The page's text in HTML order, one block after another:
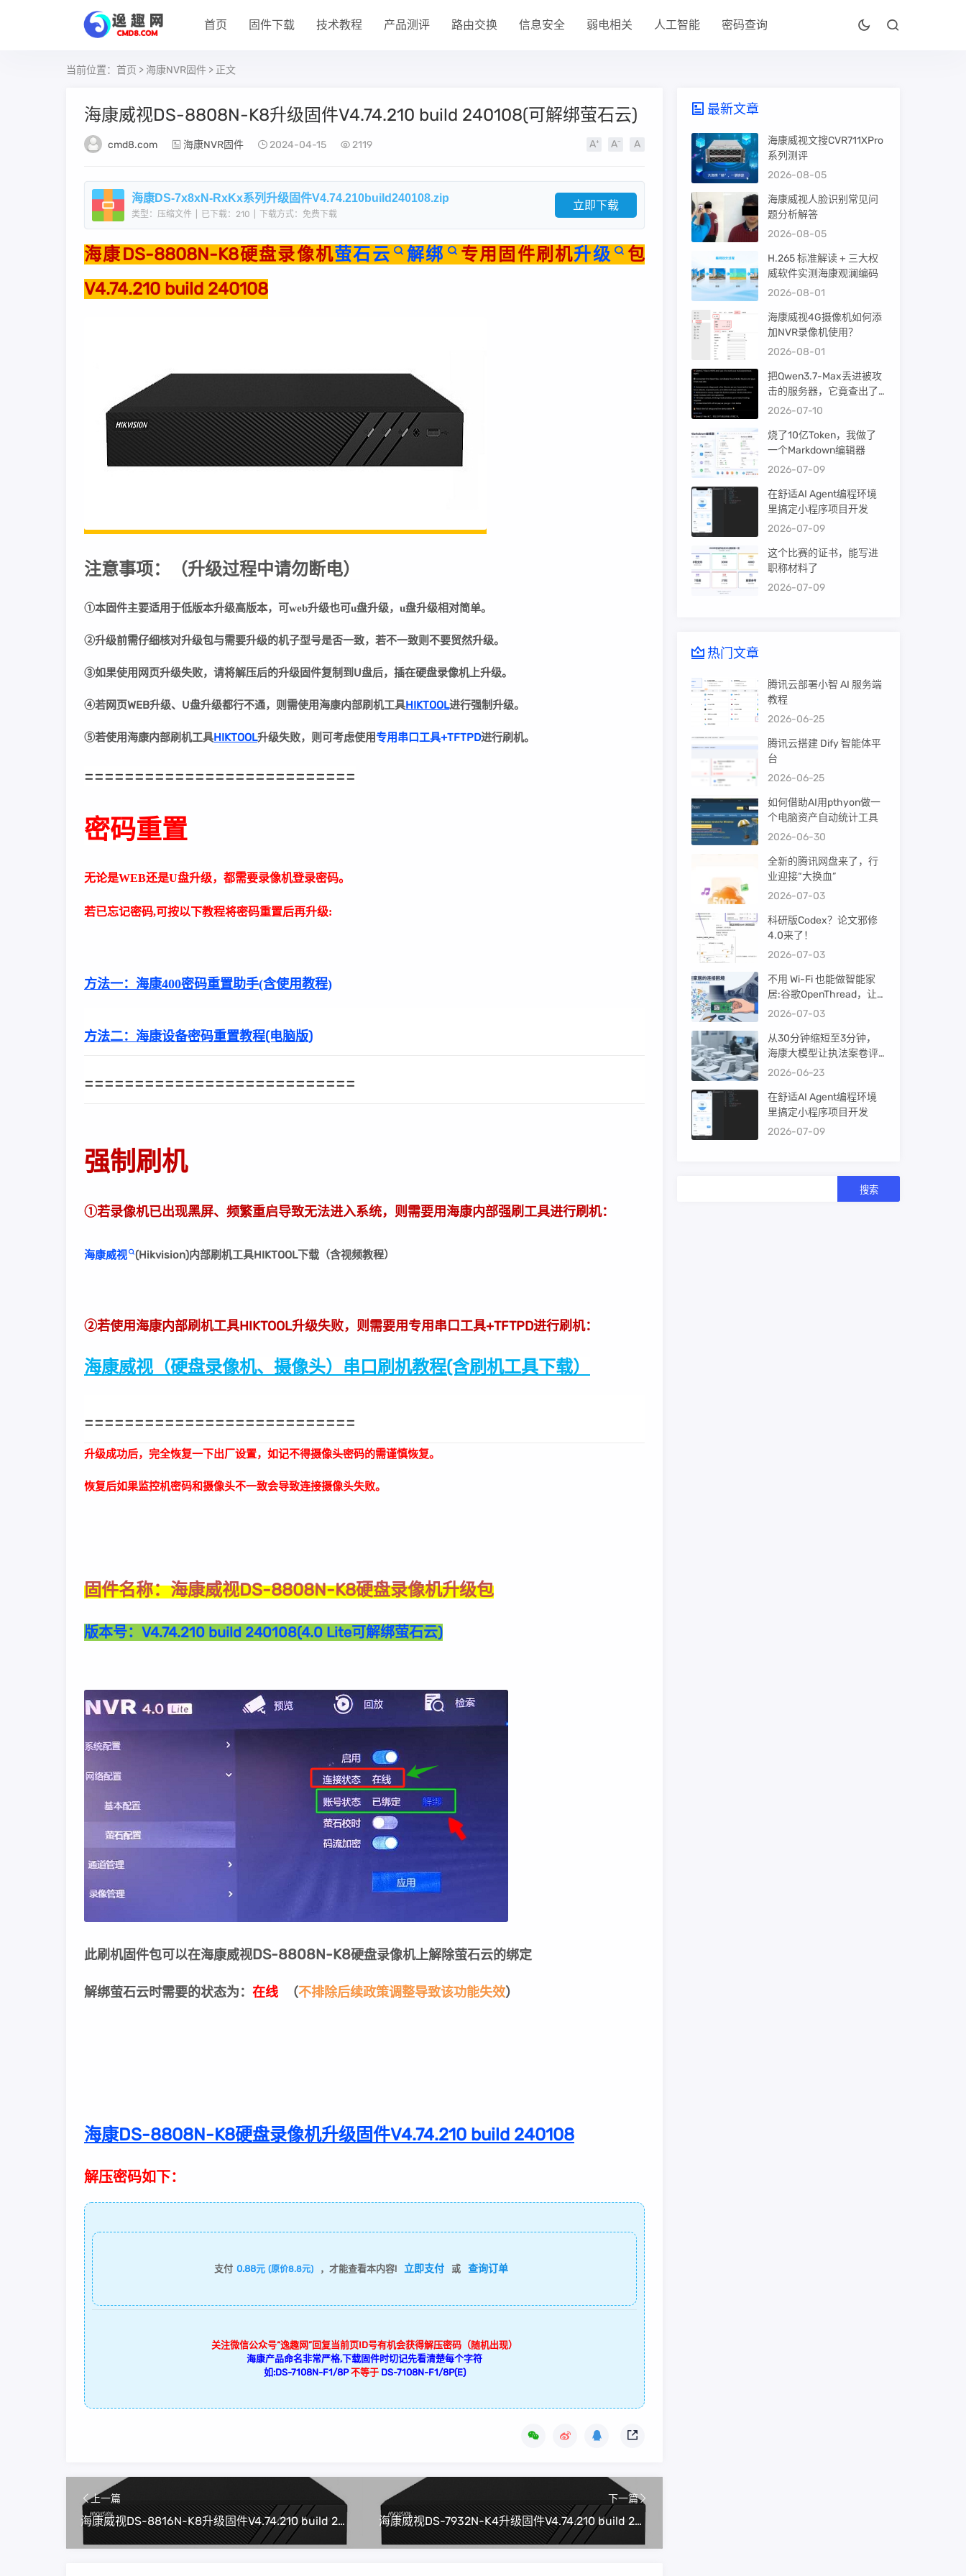
首页 固件下载 技术教程 产品测评 路由交换 信息安全 弱电相关 人工智能 密码查询
当前位置： 首页 > 海康NVR固件 > 正文
海康威视DS-8808N-K8升级固件V4.74.210 build 240108(可解绑萤石云)
cmd8.com 海康NVR固件 2024-04-15 2119
海康DS-7x8xN-RxKx系列升级固件V4.74.210build240108.zip
类型：压缩文件 已下载：210 下载方式：免费下载
立即下载
海康DS-8808N-K8硬盘录像机萤石云 解绑 专用固件刷机升级
包
V4.74.210 build 240108
注意事项： （升级过程中请勿断电）
①本固件主要适用于低版本升级高版本，可web升级也可u盘升级，u盘升级相对简单。
②升级前需仔细核对升级包与需要升级的机子型号是否一致，若不一致则不要贸然升级。
③如果使用网页升级失败，请将解压后的升级固件复制到U盘后，插在硬盘录像机上升级。
④若网页WEB升级、U盘升级都行不通，则需使用海康内部刷机工具HIKTOOL进行强制升级。
⑤若使用海康内部刷机工具HIKTOOL升级失败，则可考虑使用专用串口工具+TFTPD进行刷机。
===========================
密码重置
无论是WEB还是U盘升级，都需要录像机登录密码。
若已忘记密码,可按以下教程将密码重置后再升级:
方法一： 海康400密码重置助手(含使用教程)
方法二： 海康设备密码重置教程(电脑版)
===========================
强制刷机
①若录像机已出现黑屏、频繁重启导致无法进入系统，则需要用海康内部强刷工具进行刷机：
海康威视 (Hikvision)内部刷机工具HIKTOOL下载（含视频教程）
②若使用海康内部刷机工具HIKTOOL升级失败，则需要用专用串口工具+TFTPD进行刷机：
海康威视（硬盘录像机、摄像头）串口刷机教程(含刷机工具下载）
===========================
升级成功后，完全恢复一下出厂设置，如记不得摄像头密码的需谨慎恢复。
恢复后如果监控机密码和摄像头不一致会导致连接摄像头失败。
固件名称：海康威视DS-8808N-K8硬盘录像机升级包
版本号： V4.74.210 build 240108(4.0 Lite可解绑萤石云)
此刷机固件包可以在海康威视DS-8808N-K8硬盘录像机上解除萤石云的绑定
解绑萤石云时需要的状态为： 在线 （不排除后续政策调整导致该功能失效）
海康DS-8808N-K8硬盘录像机升级固件V4.74.210 build 240108
解压密码如下：
支付 0.88元 (原价8.8元) ，才能查看本内容! 立即支付 或 查询订单
关注微信公众号“逸趣网”回复当前页ID号有机会获得解压密码（随机出现）
海康产品命名非常严格,下载固件时切记先看清楚每个字符
如:DS-7108N-F1/8P 不等于 DS-7108N-F1/8P(E)
上一篇
海康威视DS-8816N-K8升级固件V4.74.210 build 240108(可解绑萤石云)
下一篇
海康威视DS-7932N-K4升级固件V4.74.210 build 240108(可解绑萤石云)
最新文章
海康威视文搜CVR711XPro
系列测评
2026-08-05
海康威视人脸识别常见问
题分析解答
2026-08-05
H.265 标准解读 + 三大权
威软件实测海康观澜编码
2026-08-01
海康威视4G摄像机如何添
加NVR录像机使用？
2026-08-01
把Qwen3.7-Max丢进被攻
击的服务器，它竟查出了
暴力破解！
2026-07-10
烧了10亿Token，我做了
一个Markdown编辑器
2026-07-09
在舒适AI Agent编程环境
里搞定小程序项目开发
2026-07-09
这个比赛的证书，能写进
职称材料了
2026-07-09
热门文章
腾讯云部署小智 AI 服务端
教程
2026-06-25
腾讯云搭建 Dify 智能体平
台
2026-06-25
如何借助AI用pthyon做一
个电脑资产自动统计工具
2026-06-30
全新的腾讯网盘来了，行
业迎接“大换血”
2026-07-03
科研版Codex？论文邪修
4.0来了！
2026-07-03
不用 Wi-Fi 也能做智能家
居:谷歌OpenThread，让
ESP32-C6 直接组 Thread
2026-07-03
从30分钟缩短至3分钟，
海康大模型让执法案卷评
查提效10倍！
2026-06-23
在舒适AI Agent编程环境
里搞定小程序项目开发
2026-07-09